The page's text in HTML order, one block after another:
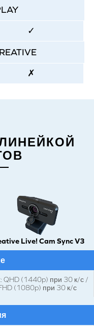
✓
✗
Live! Cam Sync V3
QHD (1440p) при 30 к/с /
(1080p) при 30 к/с